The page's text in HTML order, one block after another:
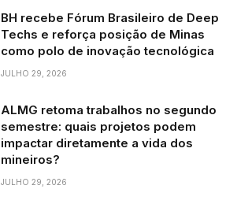
BH recebe Fórum Brasileiro de Deep
Techs e reforça posição de Minas
como polo de inovação tecnológica
JULHO 29, 2026
ALMG retoma trabalhos no segundo
semestre: quais projetos podem
impactar diretamente a vida dos
mineiros?
JULHO 29, 2026